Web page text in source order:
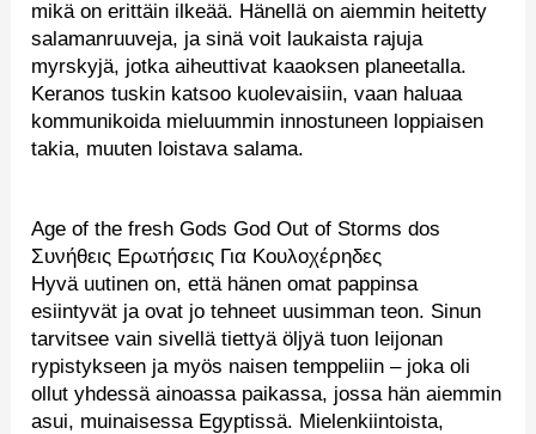
mikä on erittäin ilkeää. Hänellä on aiemmin heitetty
salamanruuveja, ja sinä voit laukaista rajuja
myrskyjä, jotka aiheuttivat kaaoksen planeetalla.
Keranos tuskin katsoo kuolevaisiin, vaan haluaa
kommunikoida mieluummin innostuneen loppiaisen
takia, muuten loistava salama.
Age of the fresh Gods God Out of Storms dos
Συνήθεις Ερωτήσεις Για Κουλοχέρηδες
Hyvä uutinen on, että hänen omat pappinsa
esiintyvät ja ovat jo tehneet uusimman teon. Sinun
tarvitsee vain sivellä tiettyä öljyä tuon leijonan
rypistykseen ja myös naisen temppeliin – joka oli
ollut yhdessä ainoassa paikassa, jossa hän aiemmin
asui, muinaisessa Egyptissä. Mielenkiintoista,